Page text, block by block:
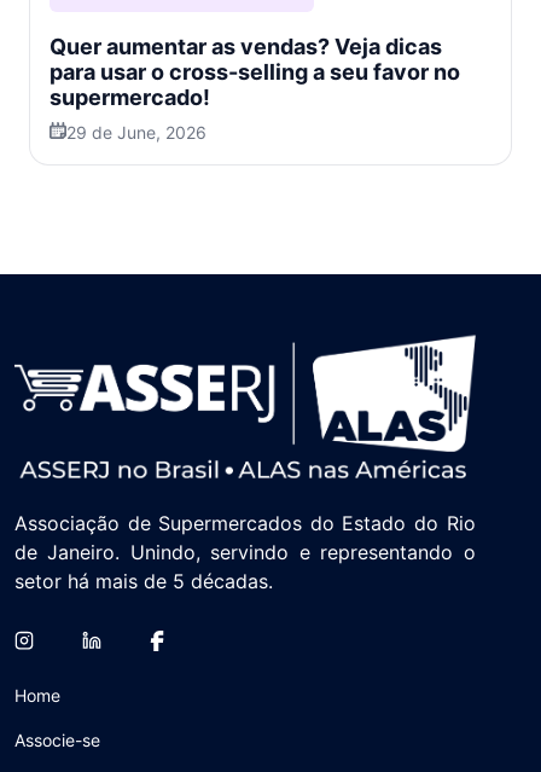
Quer aumentar as vendas? Veja dicas
para usar o cross-selling a seu favor no
supermercado!
29 de June, 2026
Associação de Supermercados do Estado do Rio
de Janeiro. Unindo, servindo e representando o
setor há mais de 5 décadas.
Home
Associe-se